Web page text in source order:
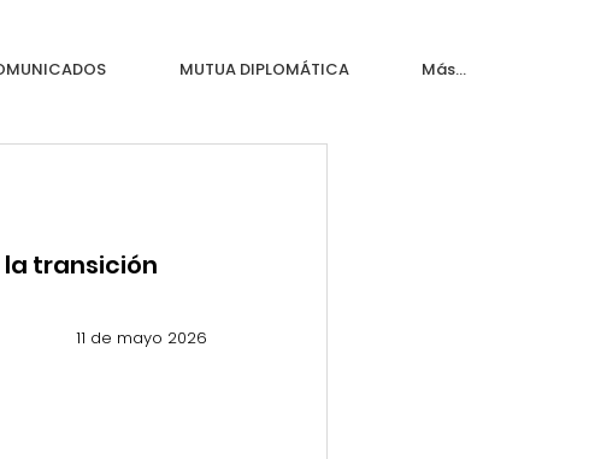
MUTUA DIPLOMÁTICA Más...
la transición
11 de mayo 2026